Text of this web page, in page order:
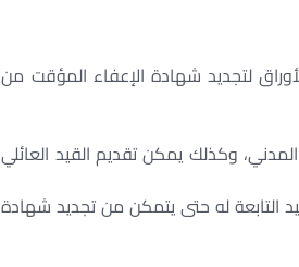
للابن الوحيد 2024 نوضح إليك أهم الأوراق لتجديد شهادة الإعفاء المؤقت من
وكذلك يمكن تقديم القيد العائلي
من منطقة التجنيد التابعة له حتى يتمكن من تجديد شهادة